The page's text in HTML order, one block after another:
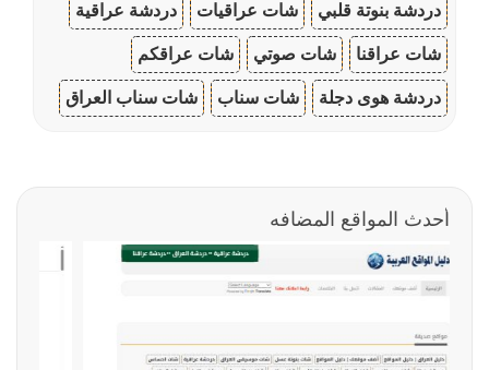
دردشة بنوتة قلبي شات عراقيات دردشة عراقية
شات عراقنا شات صوتي شات عراقكم
دردشة هوى دجلة شات سناب شات سناب العراق
أحدث المواقع المضافه